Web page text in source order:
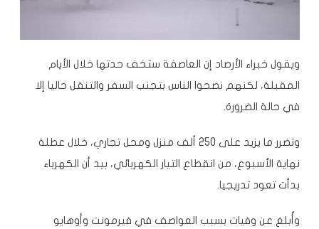
ويقول خبراء الأرصاد إن العاصفة ستخف حدتها خلال الأيام
المقبلة، لكنهم نصحوا الناس بتجنب السفر والتنقل حاليا إلا
في حالة الضرورة.
وتضرر ما يزيد على 250 ألف منزل ومحل تجاري، خلال عطلة
نهاية الأسبوع، من انقطاع التيار الكهربائي، بيد أن الكهرباء
بدأت تعود تدريجيا.
وأُبلغ عن وفيات بسبب العواصف في فيرمونت وأوهايو